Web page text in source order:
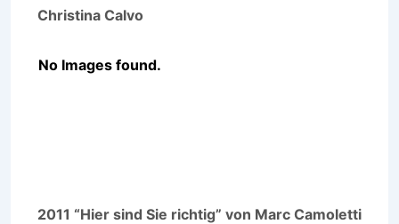
Christina Calvo
No Images found.
2011 “Hier sind Sie richtig” von Marc Camoletti